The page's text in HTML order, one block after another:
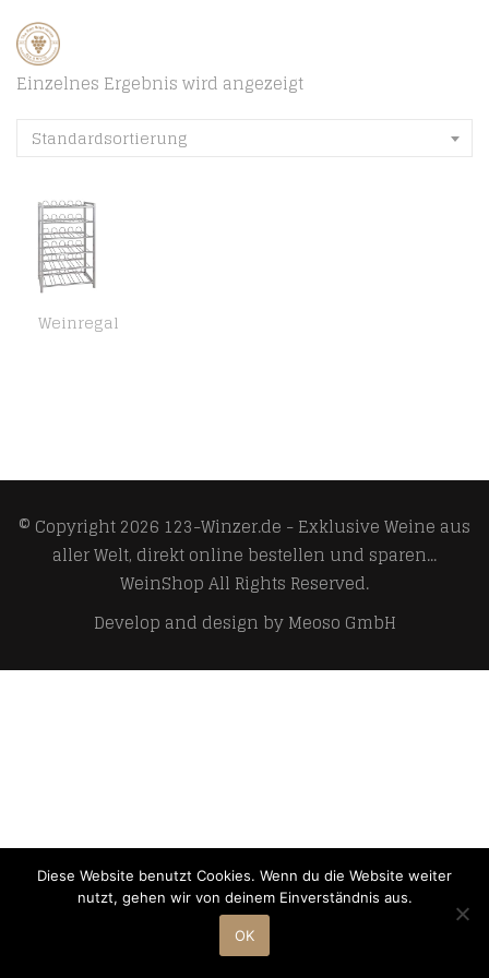
Einzelnes Ergebnis wird angezeigt
Standardsortierung
Weinregal
© Copyright 2026 123-Winzer.de - Exklusive Weine aus
aller Welt, direkt online bestellen und sparen...
WeinShopAll Rights Reserved.
Develop and design byMeoso GmbH
Diese Website benutzt Cookies. Wenn du die Website weiter
nutzt, gehen wir von deinem Einverständnis aus.
OK